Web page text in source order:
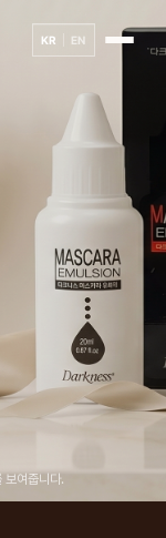
KR EN
보여줍니다.